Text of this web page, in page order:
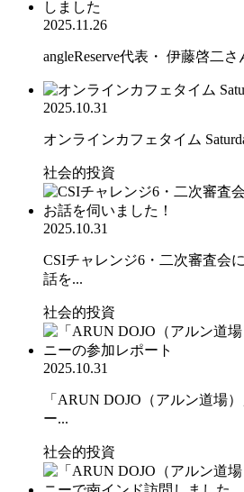
2025.11.26
angleReserve代表・ 伊藤啓二
2025.10.31
オンラインカフェタイム
社会的投資
2025.10.31
CSIチャレンジ6・二次審査会
話を...
社会的投資
2025.10.31
「ARUN DOJO（アルン道場
ー...
社会的投資